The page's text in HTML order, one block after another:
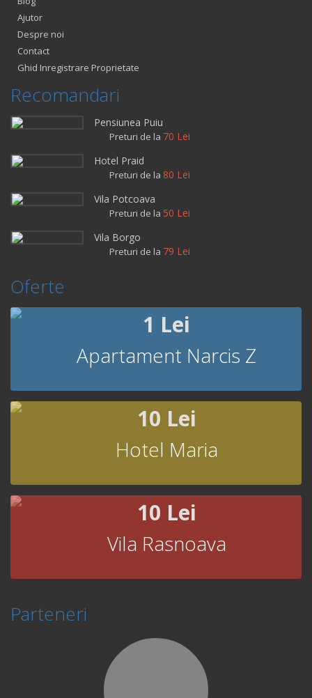
Ajutor
Despre noi
Contact
Ghid Inregistrare Proprietate
Recomandari
Pensiunea Puiu
Preturi de la 70 Lei
Hotel Praid
Preturi de la 80 Lei
Vila Potcoava
Preturi de la 50 Lei
Vila Borgo
Preturi de la 79 Lei
Oferte
1 Lei
Apartament Narcis Z
10 Lei
Hotel Maria
10 Lei
Vila Rasnoava
Parteneri